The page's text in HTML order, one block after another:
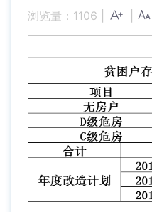
浏览量： 1106